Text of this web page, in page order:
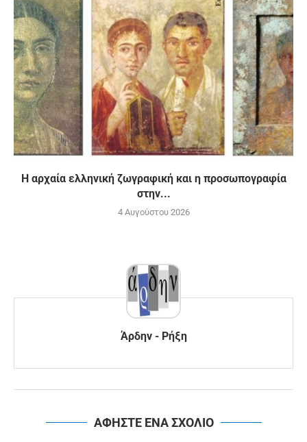
H αρχαία ελληνική ζωγραφική και η προσωπογραφία
στην...
4 Αυγούστου 2026
Άρδην - Ρήξη
ΑΦΗΣΤΕ ΕΝΑ ΣΧΟΛΙΟ